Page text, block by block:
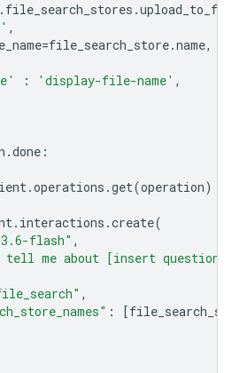
. file_search_stores .
,
=file_search_store.name,
: 'display-file-name' ,
.done :
.operations .get(operation)
. interactions .create(
flash" ,
tell me about [insert
,
: [